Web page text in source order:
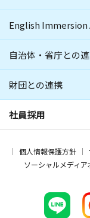
English
自治体・省庁との
財団との連携
社員採用
個人情報保護方針
ソーシャルメディア